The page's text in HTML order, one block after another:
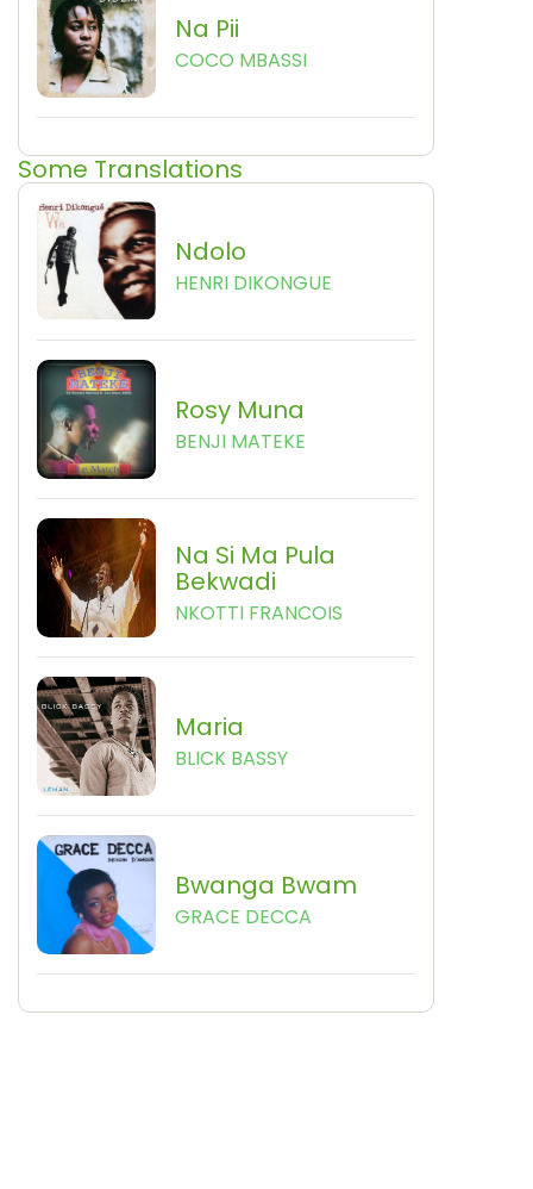
Na Pii
COCO MBASSI
Some Translations
Ndolo
HENRI DIKONGUE
Rosy Muna
BENJI MATEKE
Na Si Ma Pula
Bekwadi
NKOTTI FRANCOIS
Maria
BLICK BASSY
Bwanga Bwam
GRACE DECCA